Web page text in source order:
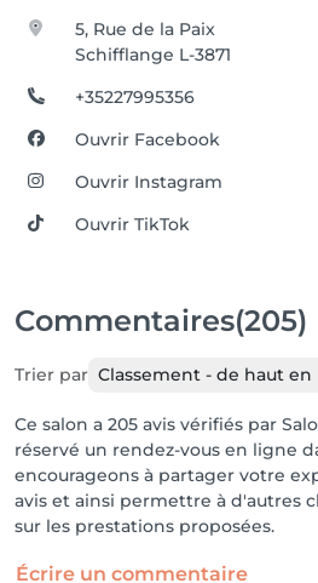
5, Rue de la Paix
Schifflange L-3871
+35227995356
Ouvrir Facebook
Ouvrir Instagram
Ouvrir TikTok
Commentaires(205)
Trier par Classement - de haut en
Ce salon a 205 avis vérifiés par
réservé un rendez-vous en ligne
encourageons à partager votre
avis et ainsi permettre à d'autres
sur les prestations proposées.
Écrire un commentaire